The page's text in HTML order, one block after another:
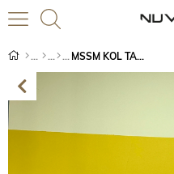
MSSM KOL TAŞLI RAYON BODY